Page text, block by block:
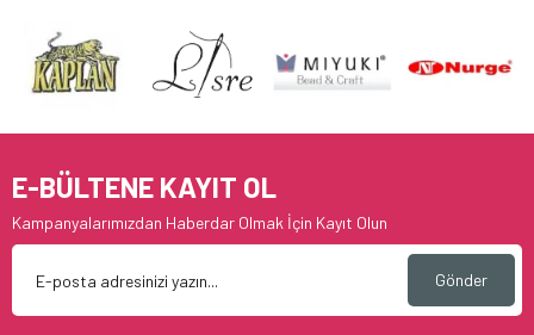
E-BÜLTENE KAYIT OL
Kampanyalarımızdan Haberdar Olmak İçin Kayıt Olun
Gönder